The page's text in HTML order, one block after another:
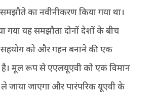
का नवीनीकरण किया गया था।
गया यह समझौता दोनों देशों के बीच
सहयोग को और गहन बनाने की एक
है। मूल रूप से एएलयूएवी को एक विमान
जाया जाएगा और पारंपरिक यूएवी के